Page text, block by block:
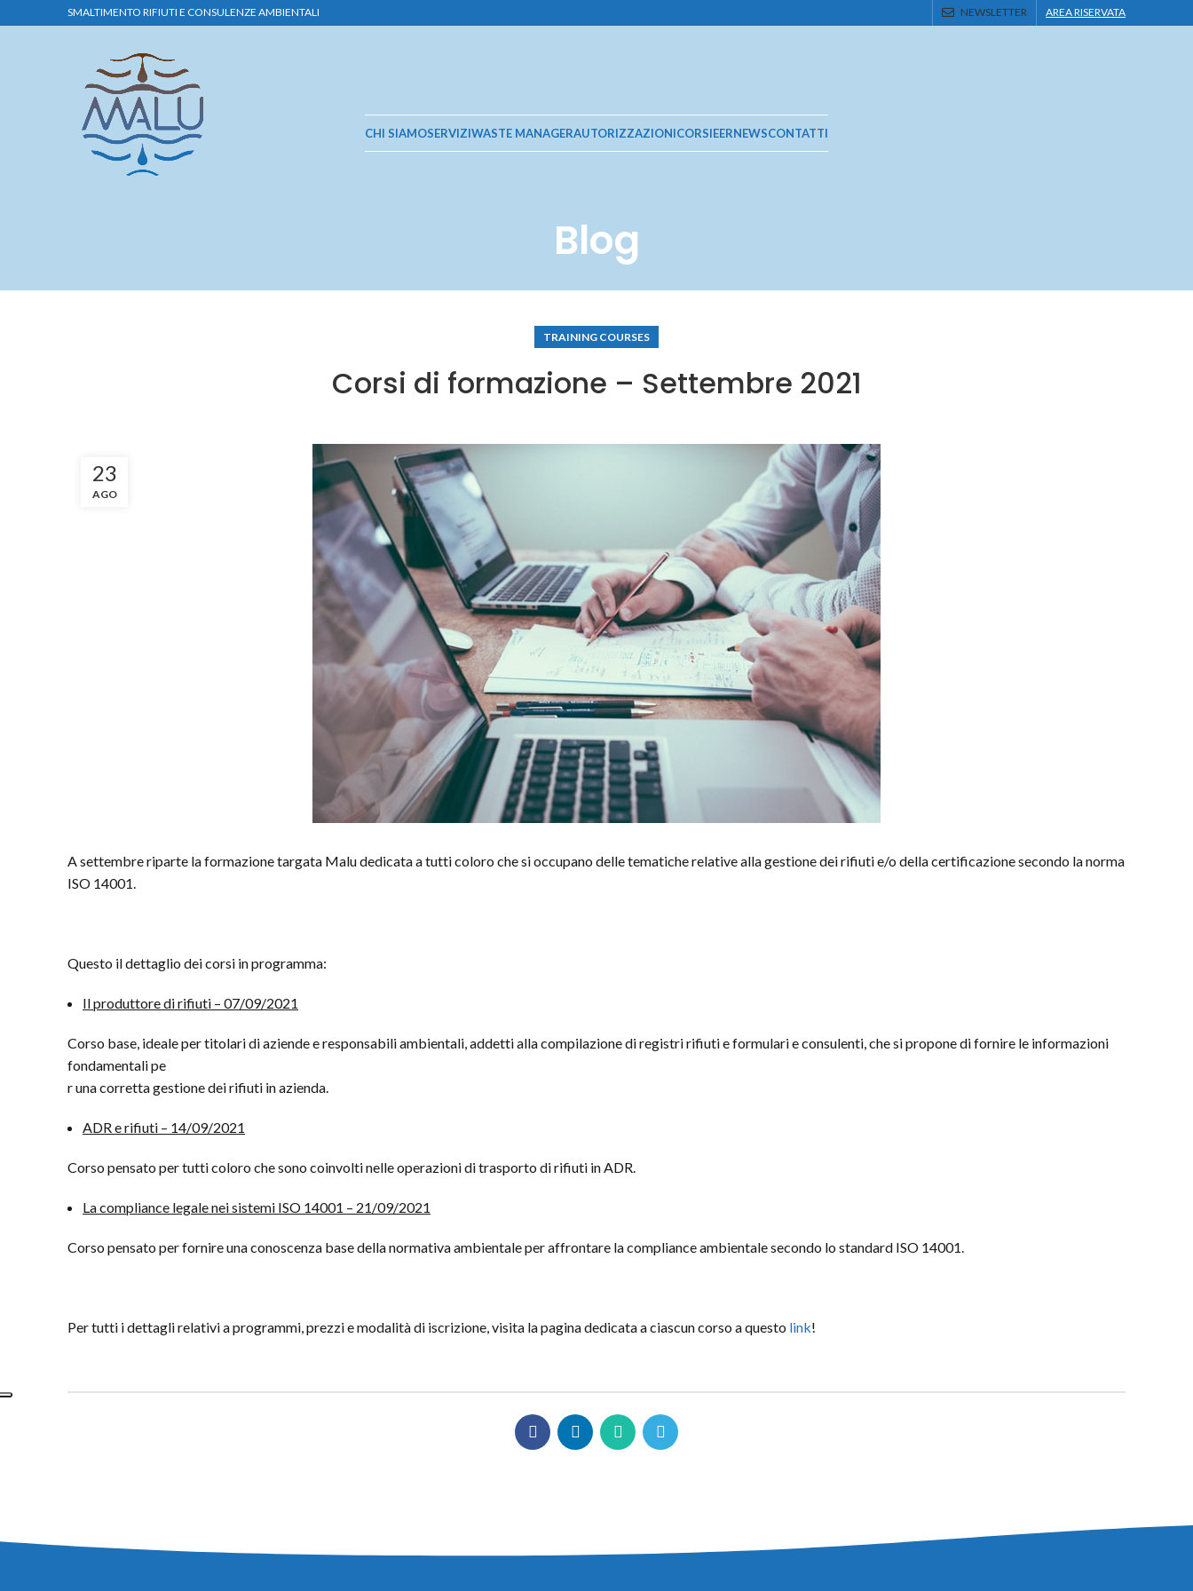
SMALTIMENTO RIFIUTI E CONSULENZE AMBIENTALI NEWSLETTER AREA RISERVATA
CHI SIAMOSERVIZIWASTE MANAGERAUTORIZZAZIONICORSIEERNEWSCONTATTI
Blog
TRAINING COURSES
Corsi di formazione – Settembre 2021
23
AGO
A settembre riparte la formazione targata Malu dedicata a tutti coloro che si occupano delle tematiche relative alla gestione dei rifiuti e/o della certificazione secondo la norma
ISO 14001.
Questo il dettaglio dei corsi in programma:
Il produttore di rifiuti – 07/09/2021
Corso base, ideale per titolari di aziende e responsabili ambientali, addetti alla compilazione di registri rifiuti e formulari e consulenti, che si propone di fornire le informazioni
fondamentali pe
r una corretta gestione dei rifiuti in azienda.
ADR e rifiuti – 14/09/2021
Corso pensato per tutti coloro che sono coinvolti nelle operazioni di trasporto di rifiuti in ADR.
La compliance legale nei sistemi ISO 14001 – 21/09/2021
Corso pensato per fornire una conoscenza base della normativa ambientale per affrontare la compliance ambientale secondo lo standard ISO 14001.
Per tutti i dettagli relativi a programmi, prezzi e modalità di iscrizione, visita la pagina dedicata a ciascun corso a questo link!